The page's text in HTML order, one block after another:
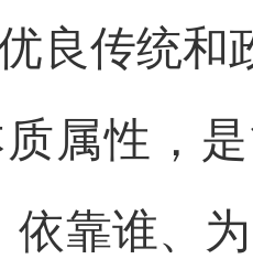
良传统和
属性，
依靠谁、